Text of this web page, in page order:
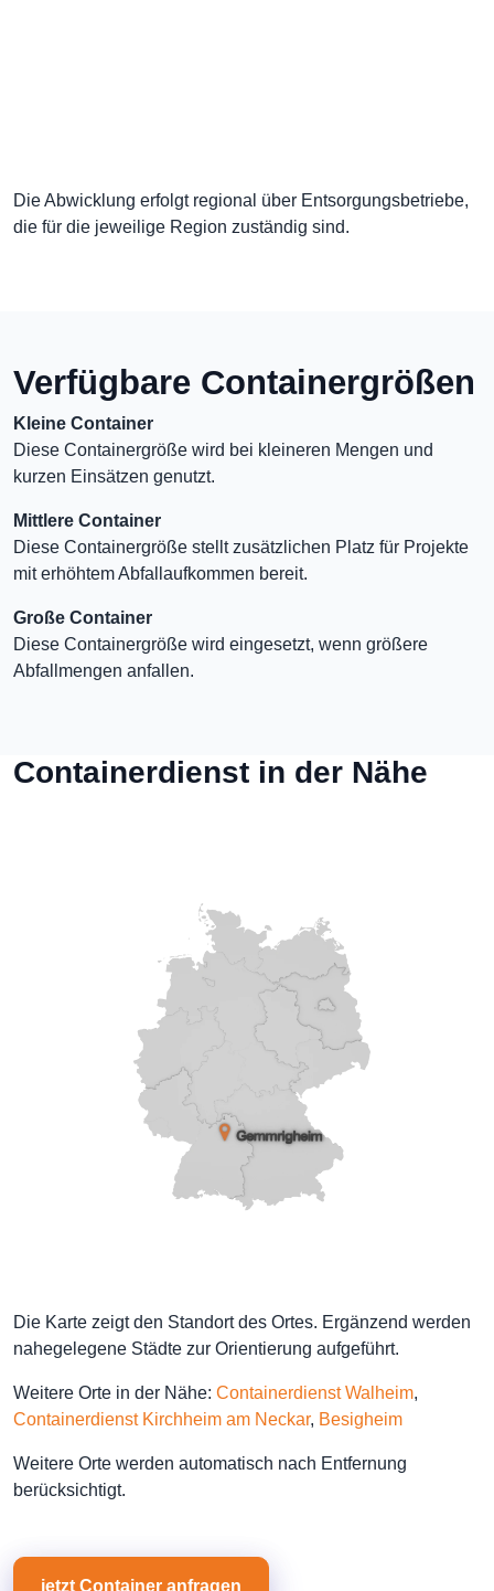
Die Abwicklung erfolgt regional über Entsorgungsbetriebe,
die für die jeweilige Region zuständig sind.
Verfügbare Containergrößen
Kleine Container
Diese Containergröße wird bei kleineren Mengen und
kurzen Einsätzen genutzt.
Mittlere Container
Diese Containergröße stellt zusätzlichen Platz für Projekte
mit erhöhtem Abfallaufkommen bereit.
Große Container
Diese Containergröße wird eingesetzt, wenn größere
Abfallmengen anfallen.
Containerdienst in der Nähe
Die Karte zeigt den Standort des Ortes. Ergänzend werden
nahegelegene Städte zur Orientierung aufgeführt.
Weitere Orte in der Nähe: Containerdienst Walheim,
Containerdienst Kirchheim am Neckar, Besigheim
Weitere Orte werden automatisch nach Entfernung
berücksichtigt.
jetzt Container anfragen